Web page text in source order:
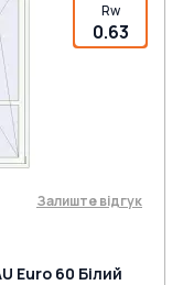
Rw
0.63
Залиште відгук
Euro 60 Білий